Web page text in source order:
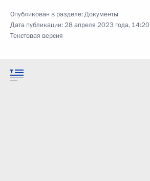
Опубликован в разделе:Документы
Дата публикации:28 апреля 2023 года, 14:20
Текстовая версия